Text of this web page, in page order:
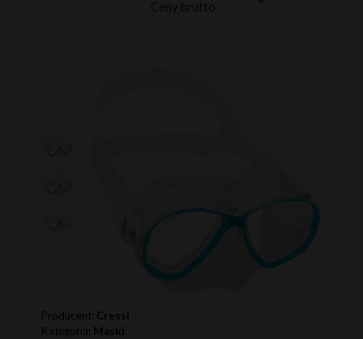
Producent: Cressi
Kategoria: Maski